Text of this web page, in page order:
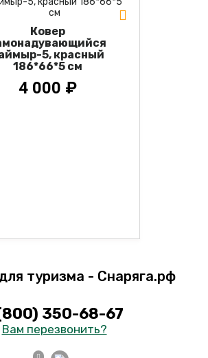
Ковер
5, красный
186*66*5 см
4 000 ₽
350-68-67
Вам перезвонить?